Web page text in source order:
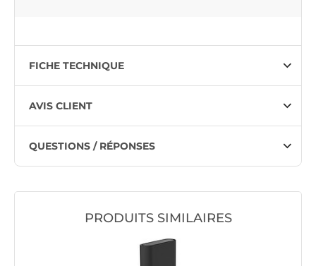
FICHE TECHNIQUE
AVIS CLIENT
QUESTIONS / RÉPONSES
PRODUITS SIMILAIRES